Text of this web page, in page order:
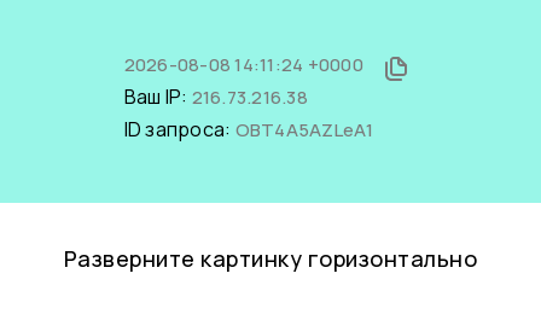
2026-08-08 14:11:24 +0000
Ваш IP: 216.73.216.38
ID запроса: OBT4A5AZLeA1
Разверните картинку горизонтально